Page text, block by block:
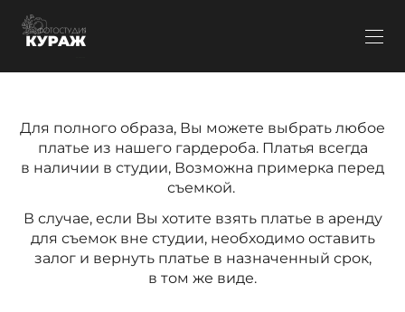
Для полного образа, Вы можете выбрать любое
платье из нашего гардероба. Платья всегда
в наличии в студии, Возможна примерка перед
съемкой.
В случае, если Вы хотите взять платье в аренду
для съемок вне студии, необходимо оставить
залог и вернуть платье в назначенный срок,
в том же виде.